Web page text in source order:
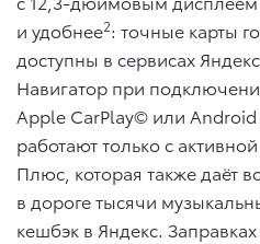
и удобнее2: точные карты
доступны в сервисах
Навигатор при
Apple CarPlay© или
работают только с
Плюс, которая также даёт
в дороге тысячи
кешбэк в Яндекс.